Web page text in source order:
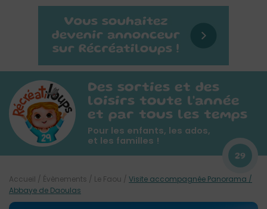
Des sorties et des
loisirs toute l'année
et par tous les temps
Pour les enfants, les ados,
et les familles !
29
Accueil / Évènements / Le Faou / Visite accompagnée Panorama /
Abbaye de Daoulas